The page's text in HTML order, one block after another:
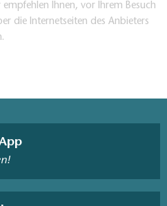
Ihnen, vor Ihrem Besuch
die Internetseiten des Anbieters